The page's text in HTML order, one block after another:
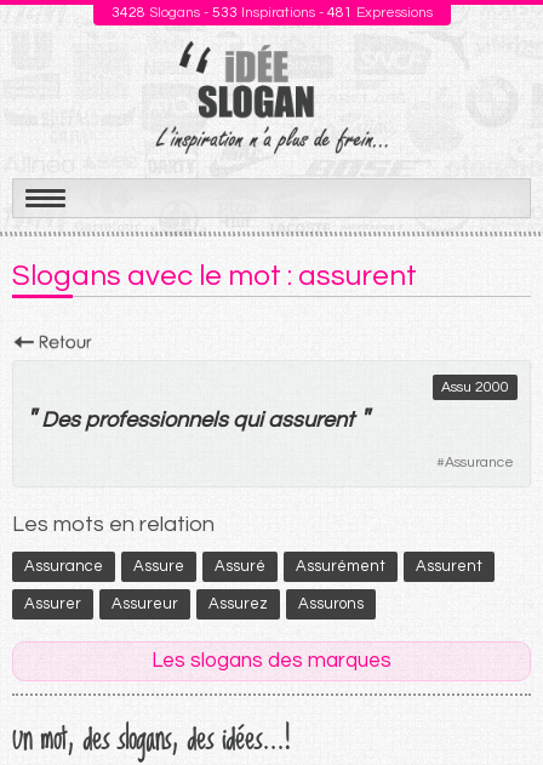
3428 Slogans - 533 Inspirations - 481 Expressions
Aller
au
contenu
Slogans avec le mot : assurent
Assu 2000
" Des professionnels qui assurent "
#Assurance
Les mots en relation
Assurance Assure Assuré Assurément Assurent
Assurer Assureur Assurez Assurons
Les slogans des marques
Un mot, des slogans, des idées...!